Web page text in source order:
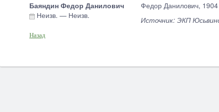
Баяндин Федор Данилович
Неизв. — Неизв.
Федор Данилович, 1904
Источник: ЭКП
Назад